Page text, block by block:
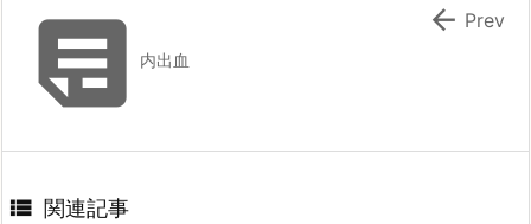
内出血
 Prev
 関連記事